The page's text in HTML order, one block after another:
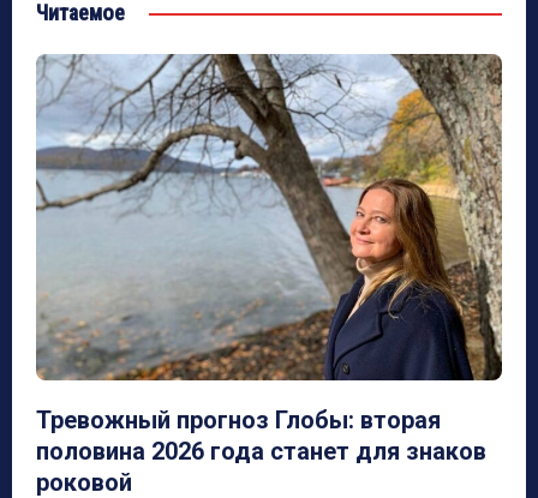
Читаемое
Тревожный прогноз Глобы: вторая
половина 2026 года станет для знаков
роковой